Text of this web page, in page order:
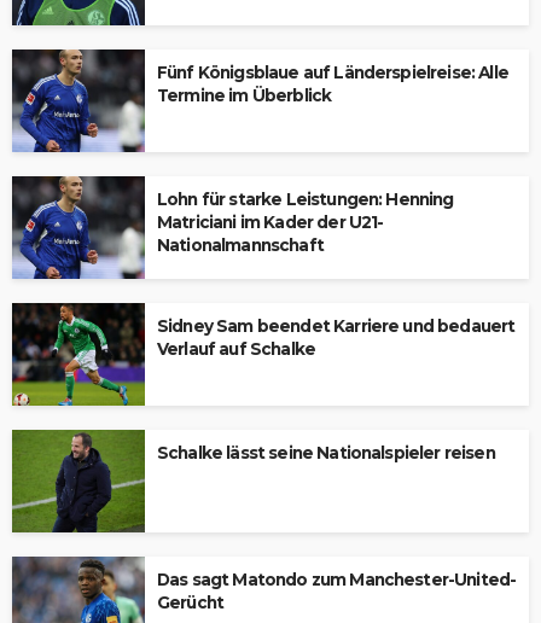
Fünf Königsblaue auf Länderspielreise: Alle
Termine im Überblick
Lohn für starke Leistungen: Henning
Matriciani im Kader der U21-
Nationalmannschaft
Sidney Sam beendet Karriere und bedauert
Verlauf auf Schalke
Schalke lässt seine Nationalspieler reisen
Das sagt Matondo zum Manchester-United-
Gerücht